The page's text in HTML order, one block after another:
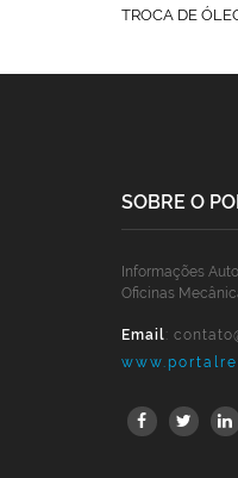
TROCA DE
SOBRE O
Informações
Oficinas
Email: